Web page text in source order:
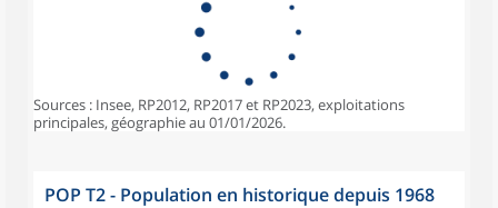
Sources : Insee, RP2012, RP2017 et RP2023, exploitations
principales, géographie au 01/01/2026.
POP T2 - Population en historique depuis 1968